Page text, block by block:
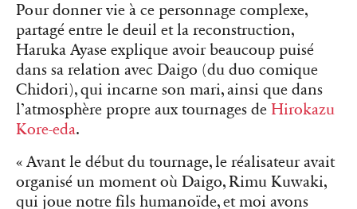
Pour donner vie à ce personnage complexe,
partagé entre le deuil et la reconstruction,
Haruka Ayase explique avoir beaucoup puisé
dans sa relation avec Daigo (du duo comique
Chidori), qui incarne son mari, ainsi que dans
l’atmosphère propre aux tournages de Hirokazu
Kore-eda.
« Avant le début du tournage, le réalisateur avait
organisé un moment où Daigo, Rimu Kuwaki,
qui joue notre fils humanoïde, et moi avons